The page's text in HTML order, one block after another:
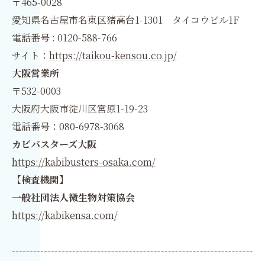
愛知県名古屋市名東区猪高台1-1301 タイコウビル1F
電話番号 : 0120-588-766
サイト： https://taikou-kensou.co.jp/
大阪営業所
〒532-0003
大阪府大阪市淀川区宮原1-19-23
電話番号：080-6978-3068
カビバスターズ大阪
https://kabibusters-osaka.com/
【検査機関】
一般社団法人微生物対策協会
https://kabikensa.com/
--------------------------------------------------------------------